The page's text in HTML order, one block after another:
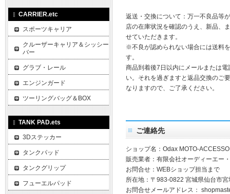
返送・交換について：万一不良品等
店の在庫状況を確認のうえ、新品、
せていただきます。
※不良が認められない場合には送料
す。
商品到着後7日以内にメールまたは
い。それを過ぎますと返品交換のご
なりますので、ご了承ください。
ご連絡先
ショップ名：Odax MOTO-
販売業者：有限会社オーディーエー
お問合せ：WEBショップ担当まで
所在地：〒983-0822 宮城県仙台市
お問合せメールアドレス：
CARRIER.etc
スポーツキャリア
クルーザーキャリア＆シッシー
バー
グラブ・レール
エンジンガード
ツーリングバッグ＆BOX
TANK PAD.ets
3Dステッカー
タンクパッド
タンクグリップ
フューエルパッド